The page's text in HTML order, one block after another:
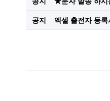
공지
엑셀 출전자 등